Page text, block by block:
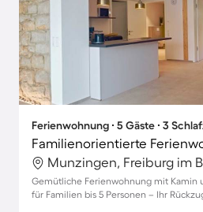
Ferienwohnung ∙ 5 Gäste ∙ 3
Gemütliche Ferienwohnung mit Kamin
für Familien bis 5 Personen – Ihr